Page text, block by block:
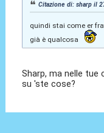
Citazione di: sharp il
quindi stai come er
già è qualcosa
Sharp, ma nelle tue
su 'ste cose?